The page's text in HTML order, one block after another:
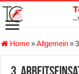
Home»Allgemein»